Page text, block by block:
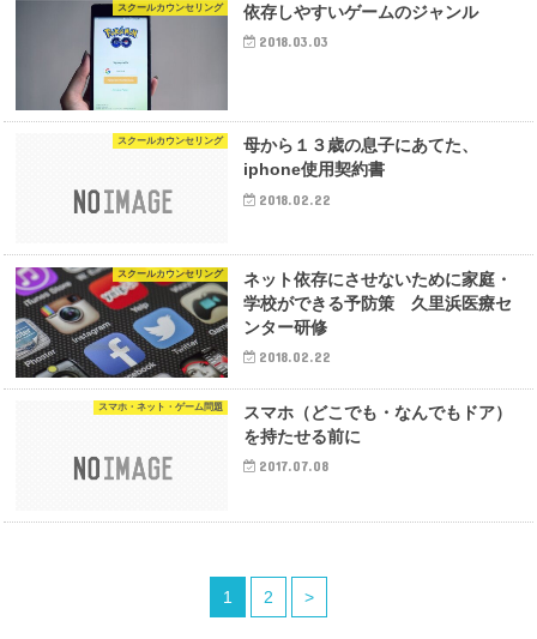
スクールカウンセリング 依存しやすいゲームのジャンル
2018.03.03
スクールカウンセリング
母から１３歳の息子にあてた、
iphone使用契約書
2018.02.22
スクールカウンセリング
ネット依存にさせないために家庭・
学校ができる予防策 久里浜医療セ
ンター研修
2018.02.22
スマホ・ネット・ゲーム問題
スマホ（どこでも・なんでもドア）
を持たせる前に
2017.07.08
1 2 >